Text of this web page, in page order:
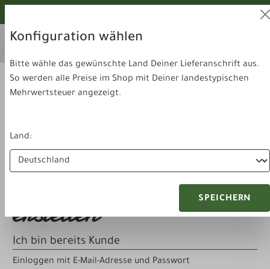
Ihr aktuelles Lieferland:
Anmelden oder Konto
erstellen
Ich bin bereits Kunde
Einloggen mit E-Mail-Adresse und Passwort
Konfiguration wählen
Bitte wähle das gewünschte Land Deiner Lieferanschrift aus.
So werden alle Preise im Shop mit Deiner landestypischen
Mehrwertsteuer angezeigt.
Land:
SPEICHERN